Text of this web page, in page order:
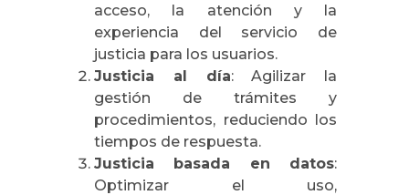
acceso, la atención y la
experiencia del servicio de
justicia para los usuarios.
Justicia al día: Agilizar la
gestión de trámites y
procedimientos, reduciendo los
tiempos de respuesta.
Justicia basada en datos:
Optimizar el uso,